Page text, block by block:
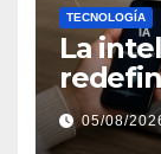
TECNOLOGÍA
La
viajes:
05/08/